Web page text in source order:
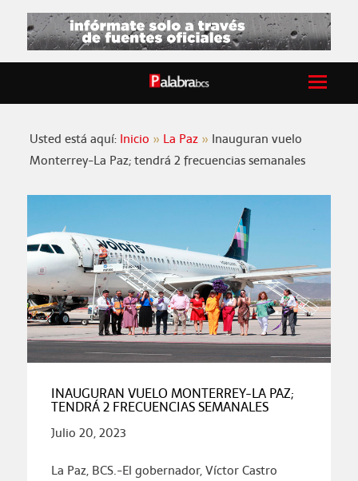
Usted está aquí: Inicio La Paz
Inauguran vuelo
Monterrey-La Paz; tendrá 2 frecuencias semanales
INAUGURAN VUELO MONTERREY-LA PAZ;
TENDRÁ 2 FRECUENCIAS SEMANALES
Julio 20, 2023
La Paz, BCS.-El gobernador, Víctor Castro